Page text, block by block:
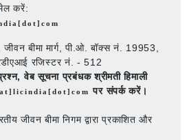
करें:
जीवन बीमा मार्ग, पी.ओ. बॉक्स नं. 19953,
रजिस्टर नं. - 512
वेब सूचना प्रबंधक श्रीमती हिमाली
पर संपर्क करें।
जीवन बीमा निगम द्वारा प्रकाशित और